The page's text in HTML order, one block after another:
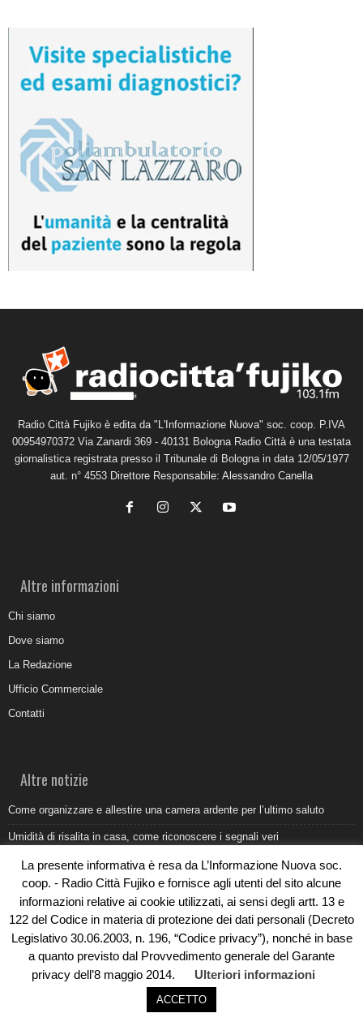
Radio Città Fujiko è edita da "L'Informazione Nuova" soc. coop. P.IVA
00954970372 Via Zanardi 369 - 40131 Bologna Radio Città è una testata
giornalistica registrata presso il Tribunale di Bologna in data 12/05/1977
aut. n° 4553 Direttore Responsabile: Alessandro Canella
Altre informazioni
Chi siamo
Dove siamo
La Redazione
Ufficio Commerciale
Contatti
Altre notizie
Come organizzare e allestire una camera ardente per l’ultimo saluto
Umidità di risalita in casa, come riconoscere i segnali veri
Torna il Sun Donato Festival 2026
Come il busking moderno ridisegna il paesaggio sonoro urbano
Saldi estivi Michele Lopriore: l’eleganza Made in Italy incontra gli sconti
da non perdere
© Copyright 2019 - Rivoluzioni Digitali
La presente informativa è resa da L’Informazione Nuova soc.
coop. - Radio Città Fujiko e fornisce agli utenti del sito alcune
informazioni relative ai cookie utilizzati, ai sensi degli artt. 13 e
122 del Codice in materia di protezione dei dati personali (Decreto
Legislativo 30.06.2003, n. 196, “Codice privacy”), nonché in base
a quanto previsto dal Provvedimento generale del Garante
privacy dell’8 maggio 2014.
Ulteriori informazioni
ACCETTO